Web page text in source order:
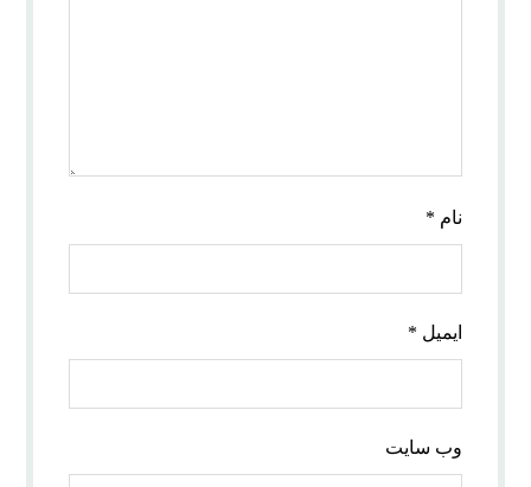
نام *
ایمیل *
وب‌ سایت